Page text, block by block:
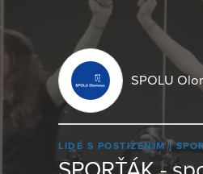
SPOLU
LIDÉ S POSTIŽENÍM